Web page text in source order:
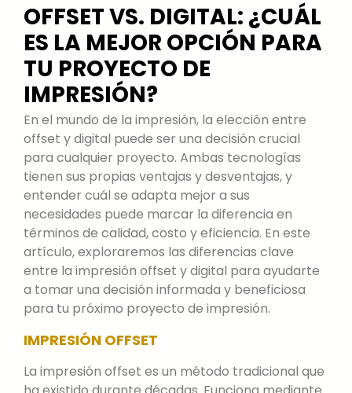
OFFSET VS. DIGITAL: ¿CUÁL
ES LA MEJOR OPCIÓN PARA
TU PROYECTO DE
IMPRESIÓN?
En el mundo de la impresión, la elección entre
offset y digital puede ser una decisión crucial
para cualquier proyecto. Ambas tecnologías
tienen sus propias ventajas y desventajas, y
entender cuál se adapta mejor a sus
necesidades puede marcar la diferencia en
términos de calidad, costo y eficiencia. En este
artículo, exploraremos las diferencias clave
entre la impresión offset y digital para ayudarte
a tomar una decisión informada y beneficiosa
para tu próximo proyecto de impresión.
IMPRESIÓN OFFSET
La impresión offset es un método tradicional que